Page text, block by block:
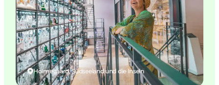
Events
Essen
Unterkunft
Reise planen
Holmegaard, Südseeland und die Inseln